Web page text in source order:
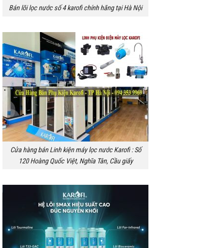
Bán lõi lọc nước số 4 karofi chính hãng tại Hà Nội
Cửa hàng bán Linh kiện máy lọc nước Karofi : Số
120 Hoàng Quốc Việt, Nghĩa Tân, Cầu giấy